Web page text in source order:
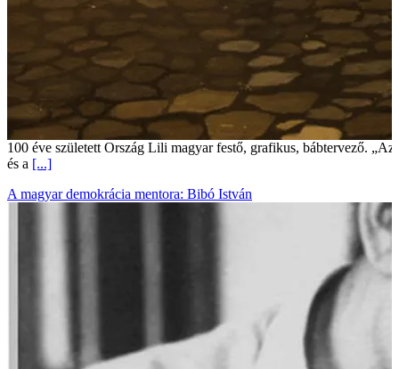
100 éve született Ország Lili magyar festő, grafikus, bábtervező.
és a [...]
A magyar demokrácia mentora: Bibó István